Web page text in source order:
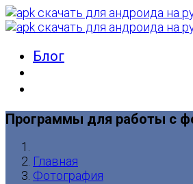
Блог
Программы для работы с
Главная
Фотография